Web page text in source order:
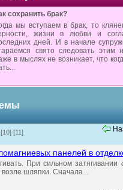
сохранить брак?
мы вступаем в брак, то
жизни в любви и
дней. И в начале
свято следовать этим
в мыслях не возникает, что
[10] [11]
панелей в
При сильном затягивании
возле шляпки. Сначала...